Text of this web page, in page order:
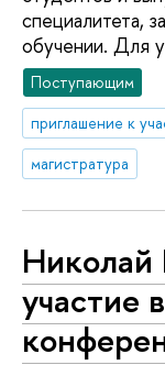
специалитета,
обучении. Для
Поступающим
приглашение к
магистратура
Николай
участие